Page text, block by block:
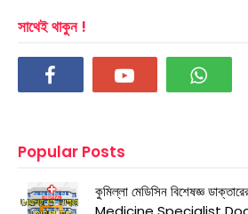
সাথেই থাকুন !
Popular Posts
কুমিল্লা মেডিসিন বিশেষজ্ঞ